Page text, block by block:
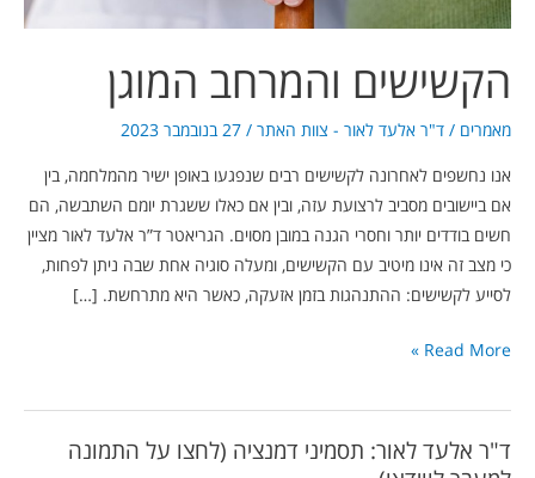
ד"ר אלעד לאור: תסמיני דמנציה (לחצו על התמונה
הקשישים והמרחב המוגן
מאמרים / ד"ר אלעד לאור - צוות האתר / 27 בנובמבר 2023
אנו נחשפים לאחרונה לקשישים רבים שנפגעו באופן ישיר מהמלחמה, בין
אם ביישובים מסביב לרצועת עזה, ובין אם כאלו ששגרת יומם השתבשה, הם
חשים בודדים יותר וחסרי הגנה במובן מסוים. הגריאטר ד”ר אלעד לאור מציין
כי מצב זה אינו מיטיב עם הקשישים, ומעלה סוגיה אחת שבה ניתן לפחות,
לסייע לקשישים: ההתנהגות בזמן אזעקה, כאשר היא מתרחשת. […]
Read More »